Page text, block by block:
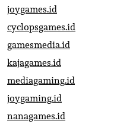
joygames.id
cyclopsgames.id
gamesmedia.id
kajagames.id
mediagaming.id
joygaming.id
nanagames.id